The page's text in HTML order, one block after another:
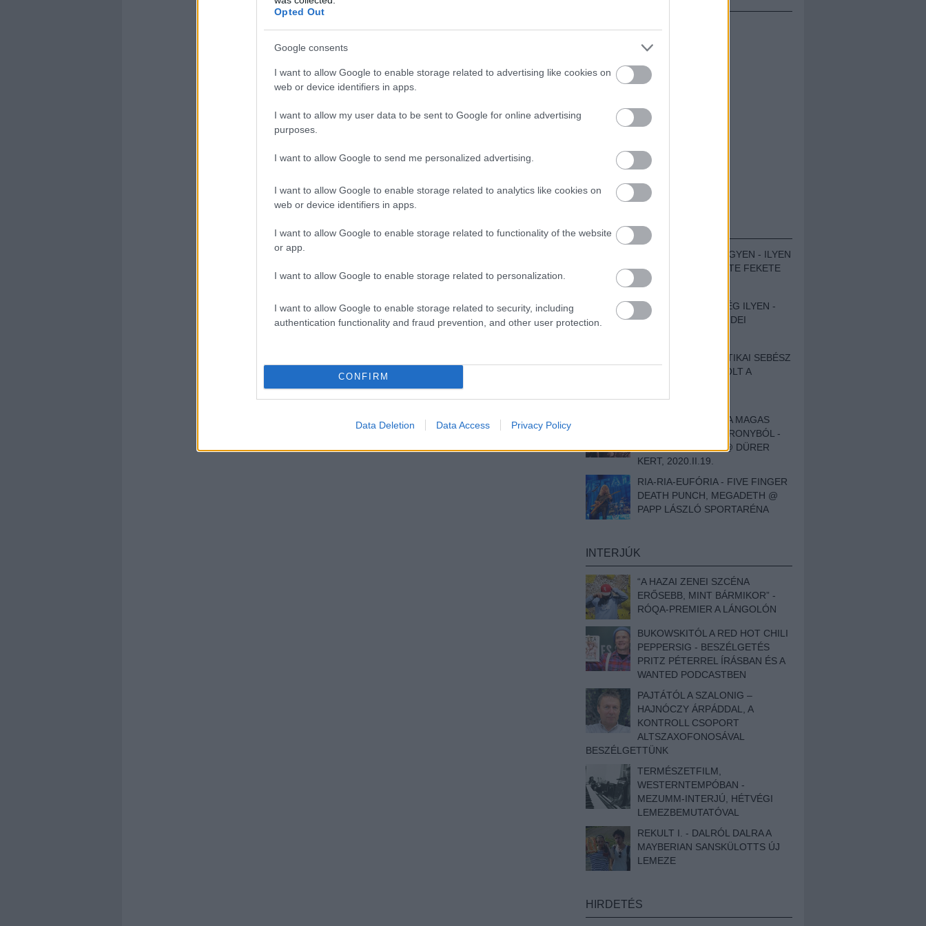
Opted Out
Google consents
I want to allow Google to enable storage related to advertising like cookies on
web or device identifiers in apps.
I want to allow my user data to be sent to Google for online advertising
purposes.
I want to allow Google to send me personalized advertising.
I want to allow Google to enable storage related to analytics like cookies on
web or device identifiers in apps.
I want to allow Google to enable storage related to functionality of the website
or app.
I want to allow Google to enable storage related to personalization.
I want to allow Google to enable storage related to security, including
authentication functionality and fraud prevention, and other user protection.
CONFIRM
Data Deletion Data Access Privacy Policy
BESZÁMOLÓK
ZENÉS TÁBOR A HEGYEN - ILYEN
VOLT A VÍRUS SZÜLTE FEKETE
ZAJ FESZTIVÁL
SOHA NEM VOLT MÉG ILYEN -
BESZÁMOLÓNK AZ IDEI
EGY HALLÁSPLASZTIKAI SEBÉSZ
NAPLÓJA - ILYEN VOLT A
DOKUMENTUMFILM
MÉLY FÉRFIBÁNAT A MAGAS
ELEFÁNTCSONTTORONYBÓL -
LEPROUS, KLONE @ DÜRER
KERT, 2020.II.19.
RIA-RIA-EUFÓRIA - FIVE FINGER
DEATH PUNCH, MEGADETH @
PAPP LÁSZLÓ SPORTARÉNA
INTERJÚK
“A HAZAI ZENEI SZCÉNA
ERŐSEBB, MINT BÁRMIKOR” -
RÓQA-PREMIER A LÁNGOLÓN
BUKOWSKITÓL A RED HOT CHILI
PEPPERSIG - BESZÉLGETÉS
PRITZ PÉTERREL ÍRÁSBAN ÉS A
WANTED PODCASTBEN
PAJTÁTÓL A SZALONIG –
HAJNÓCZY ÁRPÁDDAL, A
KONTROLL CSOPORT
ALTSZAXOFONOSÁVAL
BESZÉLGETTÜNK
TERMÉSZETFILM,
WESTERNTEMPÓBAN -
MEZUMM-INTERJÚ, HÉTVÉGI
LEMEZBEMUTATÓVAL
REKULT I. - DALRÓL DALRA A
MAYBERIAN SANSKÜLOTTS ÚJ
LEMEZE
HIRDETÉS